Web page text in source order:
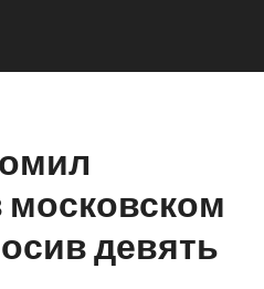
московском
девять